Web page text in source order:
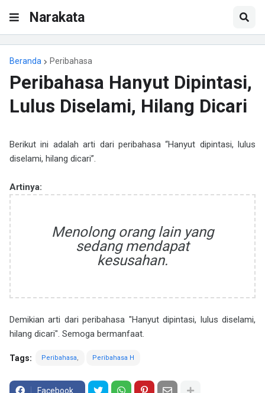
Narakata
Beranda Peribahasa
Peribahasa Hanyut Dipintasi,
Lulus Diselami, Hilang Dicari
Berikut ini adalah arti dari peribahasa “Hanyut dipintasi, lulus
diselami, hilang dicari”.
Artinya:
Menolong orang lain yang
sedang mendapat
kesusahan.
Demikian arti dari peribahasa "Hanyut dipintasi, lulus diselami,
hilang dicari". Semoga bermanfaat.
Tags: Peribahasa Peribahasa H
Facebook